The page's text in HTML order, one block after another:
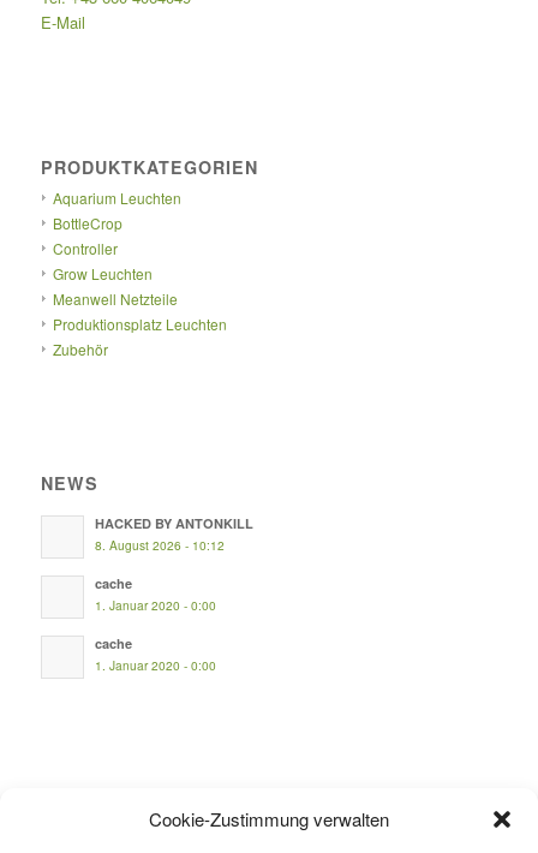
Cookie-Zustimmung verwalten
E-Mail
PRODUKTKATEGORIEN
Aquarium Leuchten
BottleCrop
Controller
Grow Leuchten
Meanwell Netzteile
Produktionsplatz Leuchten
Zubehör
NEWS
HACKED BY ANTONKILL
8. August 2026 - 10:12
cache
1. Januar 2020 - 0:00
cache
1. Januar 2020 - 0:00